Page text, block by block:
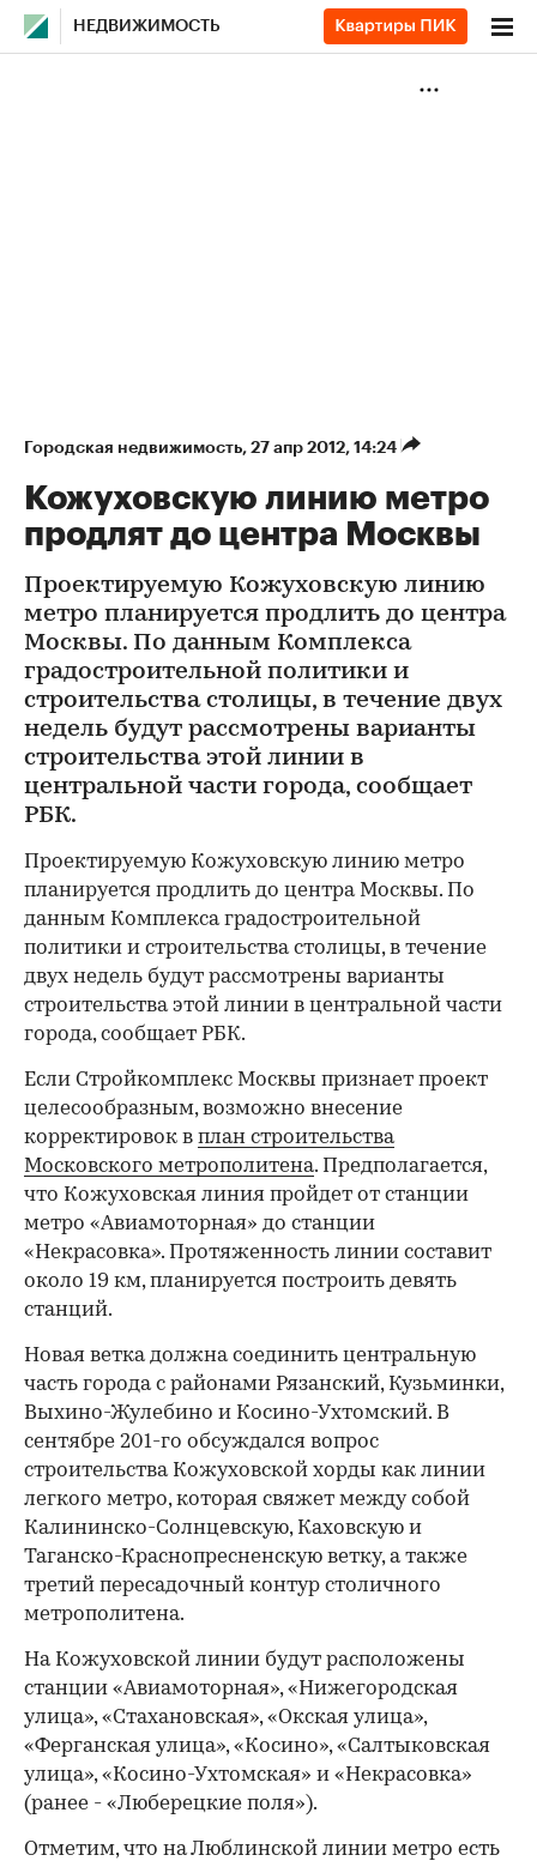
НЕДВИЖИМОСТЬ
Городская недвижимость⁠, 27 апр 2012, 14:24
Кожуховскую линию метро
продлят до центра Москвы
Проектируемую Кожуховскую линию
метро планируется продлить до центра
Москвы. По данным Комплекса
градостроительной политики и
строительства столицы, в течение двух
недель будут рассмотрены варианты
строительства этой линии в
центральной части города, сообщает
РБК.
Проектируемую Кожуховскую линию метро
планируется продлить до центра Москвы. По
данным Комплекса градостроительной
политики и строительства столицы, в течение
двух недель будут рассмотрены варианты
строительства этой линии в центральной части
города, сообщает РБК.
Если Стройкомплекс Москвы признает проект
целесообразным, возможно внесение
корректировок в план строительства
Московского метрополитена. Предполагается,
что Кожуховская линия пройдет от станции
метро «Авиамоторная» до станции
«Некрасовка». Протяженность линии составит
около 19 км, планируется построить девять
станций.
Новая ветка должна соединить центральную
часть города с районами Рязанский, Кузьминки,
Выхино-Жулебино и Косино-Ухтомский. В
сентябре 201-го обсуждался вопрос
строительства Кожуховской хорды как линии
легкого метро, которая свяжет между собой
Калининско-Солнцевскую, Каховскую и
Таганско-Краснопресненскую ветку, а также
третий пересадочный контур столичного
метрополитена.
На Кожуховской линии будут расположены
станции «Авиамоторная», «Нижегородская
улица», «Стахановская», «Окская улица»,
«Ферганская улица», «Косино», «Салтыковская
улица», «Косино-Ухтомская» и «Некрасовка»
(ранее - «Люберецкие поля»).
Отметим, что на Люблинской линии метро есть